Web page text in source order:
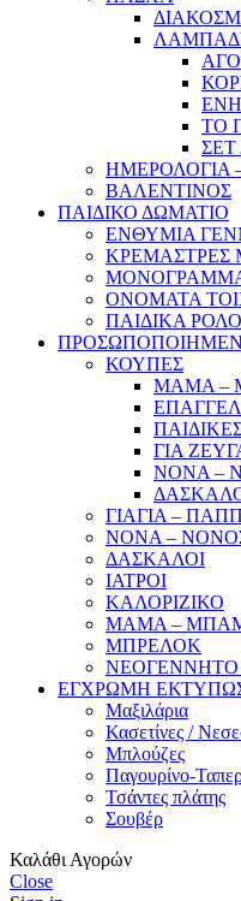
ΤΟ
ΗΜΕΡΟΛΟΓΙΑ
ΒΑΛΕΝΤΙΝΟΣ
ΠΑΙΔΙΚΟ ΔΩΜΑΤΙΟ
ΕΝΘΥΜΙΑ
ΟΝΟΜΑΤΑ
ΠΑΙΔΙΚΑ
ΚΟΥΠΕΣ
ΜΑΜΑ –
ΓΙΑ
ΝΟΝΑ –
ΓΙΑΓΙΑ –
ΝΟΝΑ –
ΔΑΣΚΑΛΟΙ
ΙΑΤΡΟΙ
ΚΑΛΟΡΙΖΙΚΟ
ΜΑΜΑ –
ΜΠΡΕΛΟΚ
ΕΓΧΡΩΜΗ
Μαξιλάρια
Κασετίνες /
Μπλούζες
Παγουρίνο-
Τσάντες πλάτης
Σουβέρ
Καλάθι Αγορών
Close